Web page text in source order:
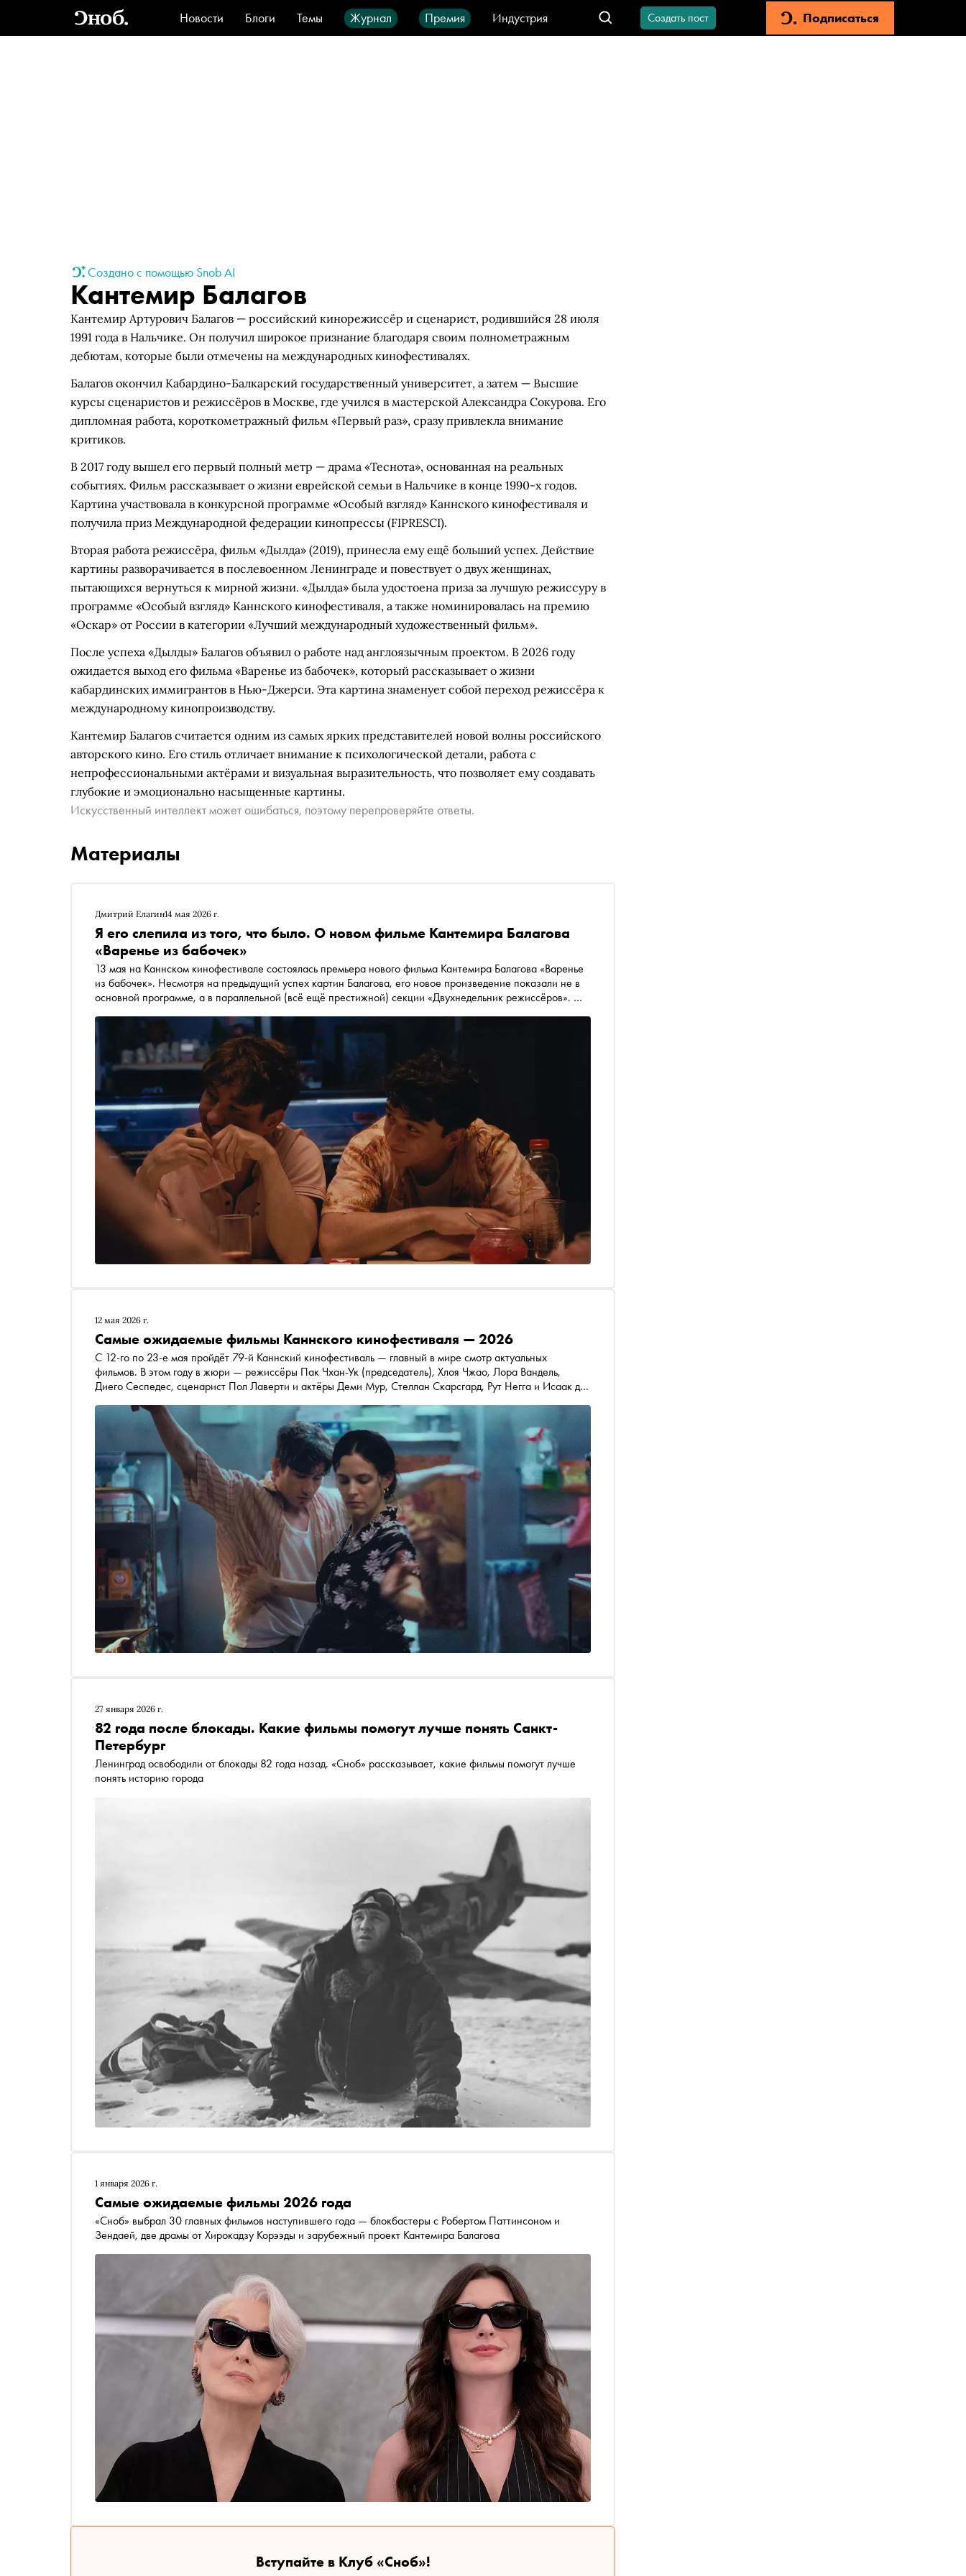
Новости Блоги Темы Журнал Премия
Индустрия
Стиль
Видео Город IT-продукты
Создать пост Подписаться
Создано с помощью Snob AI
Кантемир Балагов
Кантемир Артурович Балагов — российский кинорежиссёр и сценарист, родившийся 28 июля
1991 года в Нальчике. Он получил широкое признание благодаря своим полнометражным
дебютам, которые были отмечены на международных кинофестивалях.
Балагов окончил Кабардино-Балкарский государственный университет, а затем — Высшие
курсы сценаристов и режиссёров в Москве, где учился в мастерской Александра Сокурова. Его
дипломная работа, короткометражный фильм «Первый раз», сразу привлекла внимание
критиков.
В 2017 году вышел его первый полный метр — драма «Теснота», основанная на реальных
событиях. Фильм рассказывает о жизни еврейской семьи в Нальчике в конце 1990-х годов.
Картина участвовала в конкурсной программе «Особый взгляд» Каннского кинофестиваля и
получила приз Международной федерации кинопрессы (FIPRESCI).
Вторая работа режиссёра, фильм «Дылда» (2019), принесла ему ещё больший успех. Действие
картины разворачивается в послевоенном Ленинграде и повествует о двух женщинах,
пытающихся вернуться к мирной жизни. «Дылда» была удостоена приза за лучшую режиссуру в
программе «Особый взгляд» Каннского кинофестиваля, а также номинировалась на премию
«Оскар» от России в категории «Лучший международный художественный фильм».
После успеха «Дылды» Балагов объявил о работе над англоязычным проектом. В 2026 году
ожидается выход его фильма «Варенье из бабочек», который рассказывает о жизни
кабардинских иммигрантов в Нью-Джерси. Эта картина знаменует собой переход режиссёра к
международному кинопроизводству.
Кантемир Балагов считается одним из самых ярких представителей новой волны российского
авторского кино. Его стиль отличает внимание к психологической детали, работа с
непрофессиональными актёрами и визуальная выразительность, что позволяет ему создавать
глубокие и эмоционально насыщенные картины.
Искусственный интеллект может ошибаться, поэтому перепроверяйте ответы.
Материалы
Дмитрий Елагин14 мая 2026 г.
Я его слепила из того, что было. О новом фильме Кантемира Балагова
«Варенье из бабочек»
13 мая на Каннском кинофестивале состоялась премьера нового фильма Кантемира Балагова «Варенье
из бабочек». Несмотря на предыдущий успех картин Балагова, его новое произведение показали не в
основной программе, а в параллельной (всё ещё престижной) секции «Двухнедельник режиссёров». О
материале «Сноба»
12 мая 2026 г.
Самые ожидаемые фильмы Каннского кинофестиваля — 2026
С 12-го по 23-е мая пройдёт 79-й Каннский кинофестиваль — главный в мире смотр актуальных
фильмов. В этом году в жюри — режиссёры Пак Чхан-Ук (председатель), Хлоя Чжао, Лора Вандель,
Диего Сеспедес, сценарист Пол Лаверти и актёры Деми Мур, Стеллан Скарсгард, Рут Негга и Исаак де
премьерах фестиваля
27 января 2026 г.
82 года после блокады. Какие фильмы помогут лучше понять Санкт-
Петербург
Ленинград освободили от блокады 82 года назад. «Сноб» рассказывает, какие фильмы помогут лучше
понять историю города
1 января 2026 г.
Самые ожидаемые фильмы 2026 года
«Сноб» выбрал 30 главных фильмов наступившего года — блокбастеры с Робертом Паттинсоном и
Зендаей, две драмы от Хирокадзу Корээды и зарубежный проект Кантемира Балагова
Вступайте в Клуб «Сноб»!